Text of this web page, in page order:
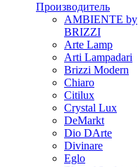
Производитель
AMBIENTE by
BRIZZI
Arte Lamp
Arti Lampadari
Brizzi Modern
Chiaro
Citilux
Crystal Lux
DeMarkt
Dio DArte
Divinare
Eglo